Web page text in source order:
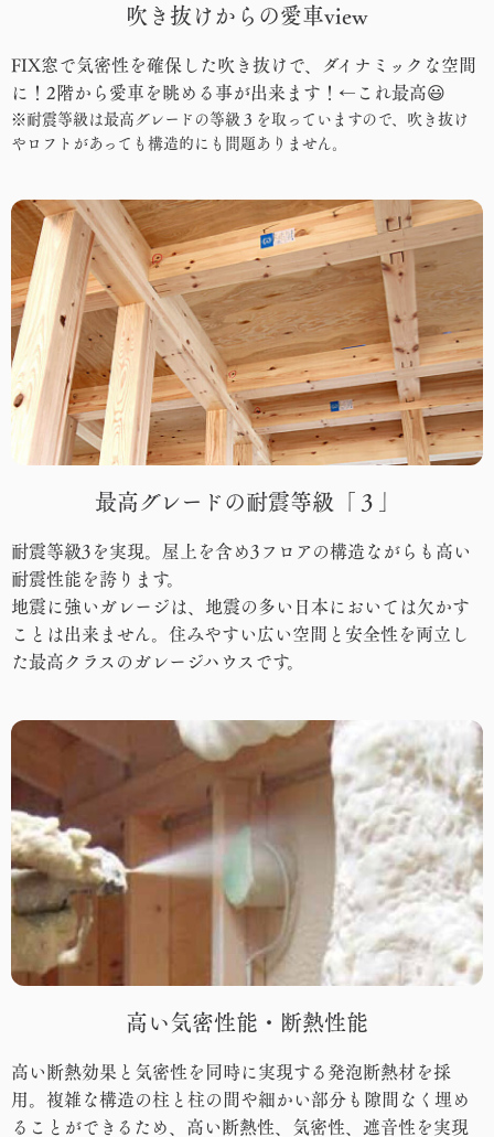
吹き抜けからの愛車view
FIX窓で気密性を確保した吹き抜けで、ダイナミックな空間
に！2階から愛車を眺める事が出来ます！←これ最高😃
※耐震等級は最高グレードの等級３を取っていますので、吹き抜け
やロフトがあっても構造的にも問題ありません。
最高グレードの耐震等級「３」
耐震等級3を実現。屋上を含め3フロアの構造ながらも高い
耐震性能を誇ります。
地震に強いガレージは、地震の多い日本においては欠かす
ことは出来ません。住みやすい広い空間と安全性を両立し
た最高クラスのガレージハウスです。
高い気密性能・断熱性能
高い断熱効果と気密性を同時に実現する発泡断熱材を採
用。 複雑な構造の柱と柱の間や細かい部分も隙間なく埋め
ることができるため、高い断熱性、気密性、遮音性を実現